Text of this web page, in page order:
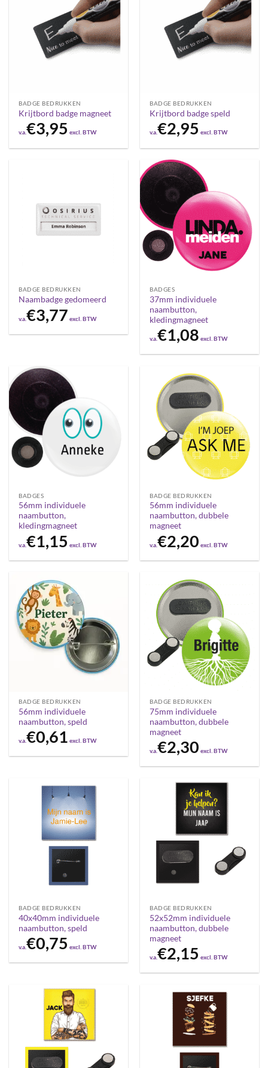
BADGE BEDRUKKEN
Krijtbord badge magneet
v.a.€3,95 excl. BTW
BADGE BEDRUKKEN
Krijtbord badge speld
v.a.€2,95 excl. BTW
BADGE BEDRUKKEN
Naambadge gedomeerd
v.a.€3,77 excl. BTW
BADGES
37mm individuele
naambutton,
kledingmagneet
v.a.€1,08 excl. BTW
BADGES
56mm individuele
naambutton,
kledingmagneet
v.a.€1,15 excl. BTW
BADGE BEDRUKKEN
56mm individuele
naambutton, dubbele
magneet
v.a.€2,20 excl. BTW
BADGE BEDRUKKEN
56mm individuele
naambutton, speld
v.a.€0,61 excl. BTW
BADGE BEDRUKKEN
75mm individuele
naambutton, dubbele
magneet
v.a.€2,30 excl. BTW
BADGE BEDRUKKEN
40x40mm individuele
naambutton, speld
v.a.€0,75 excl. BTW
BADGE BEDRUKKEN
52x52mm individuele
naambutton, dubbele
magneet
v.a.€2,15 excl. BTW